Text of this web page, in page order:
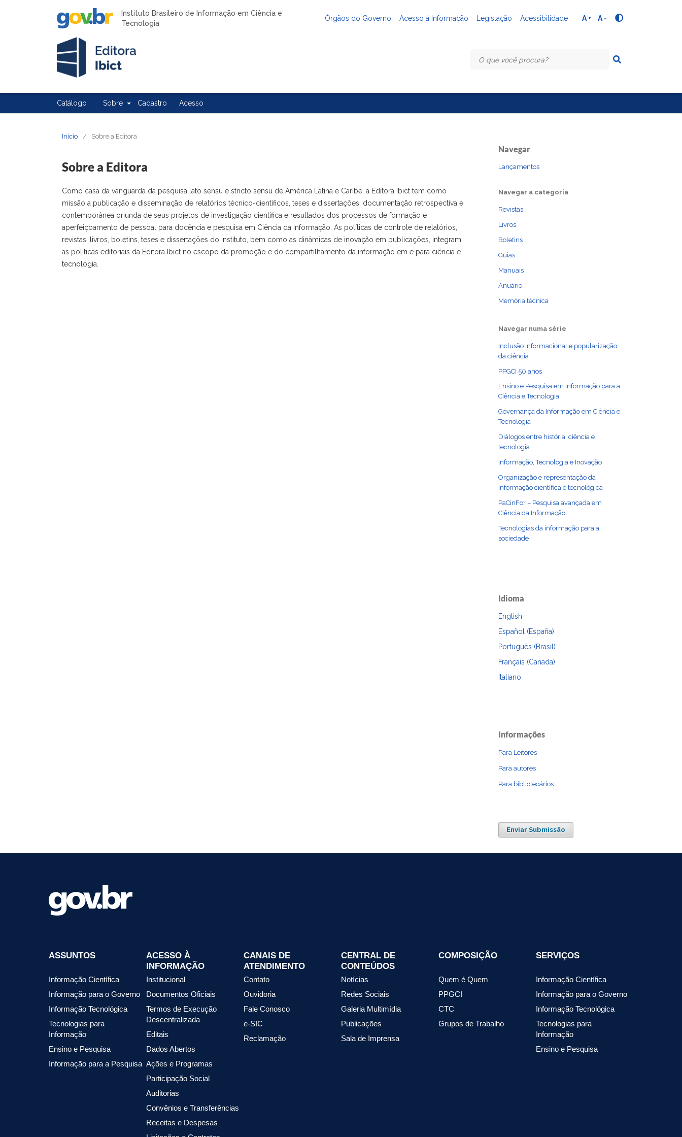
Instituto Brasileiro de Informação em Ciência e
Tecnologia
Órgãos do Governo Acesso à Informação Legislação Acessibilidade A + A -
Catálogo Sobre Cadastro Acesso
Início / Sobre a Editora
Sobre a Editora
Como casa da vanguarda da pesquisa lato sensu e stricto sensu de América Latina e Caribe, a Editora Ibict tem como
missão a publicação e disseminação de relatórios técnico-científicos, teses e dissertações, documentação retrospectiva e
contemporânea oriunda de seus projetos de investigação científica e resultados dos processos de formação e
aperfeiçoamento de pessoal para docência e pesquisa em Ciência da Informação. As políticas de controle de relatórios,
revistas, livros, boletins, teses e dissertações do Instituto, bem como as dinâmicas de inovação em publicações, integram
as políticas editoriais da Editora Ibict no escopo da promoção e do compartilhamento da informação em e para ciência e
tecnologia.
Navegar
Lançamentos
Navegar a categoria
Revistas
Livros
Boletins
Guias
Manuais
Anuário
Memória técnica
Navegar numa série
Inclusão informacional e popularização
da ciência
PPGCI 50 anos
Ensino e Pesquisa em Informação para a
Ciência e Tecnologia
Governança da Informação em Ciência e
Tecnologia
Diálogos entre história, ciência e
tecnologia
Informação, Tecnologia e Inovação
Organização e representação da
informação científica e tecnológica
PaCinFor – Pesquisa avançada em
Ciência da Informação
Tecnologias da informação para a
sociedade
Idioma
English
Español (España)
Português (Brasil)
Français (Canada)
Italiano
Informações
Para Leitores
Para autores
Para bibliotecários
Enviar Submissão
ASSUNTOS
Informação Científica
Informação para o Governo
Informação Tecnológica
Tecnologias para
Informação
Ensino e Pesquisa
Informação para a Pesquisa
ACESSO À
INFORMAÇÃO
Institucional
Documentos Oficiais
Termos de Execução
Descentralizada
Editais
Dados Abertos
Ações e Programas
Participação Social
Auditorias
Convênios e Transferências
Receitas e Despesas
CANAIS DE
ATENDIMENTO
Contato
Ouvidoria
Fale Conosco
e-SIC
Reclamação
CENTRAL DE
CONTEÚDOS
Notícias
Redes Sociais
Galeria Multimídia
Publicações
Sala de Imprensa
COMPOSIÇÃO
Quem é Quem
PPGCI
CTC
Grupos de Trabalho
SERVIÇOS
Informação Científica
Informação para o Governo
Informação Tecnológica
Tecnologias para
Informação
Ensino e Pesquisa